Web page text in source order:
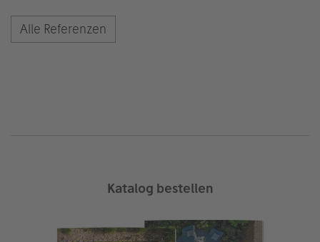
Alle Referenzen
Katalog bestellen